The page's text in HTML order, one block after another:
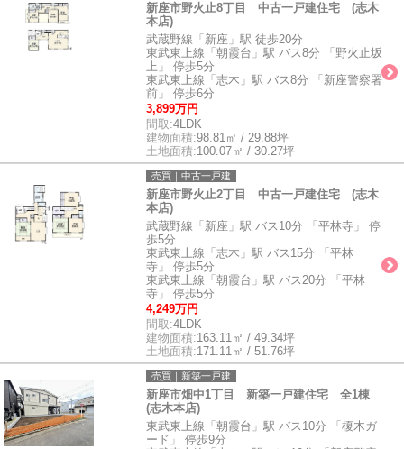
新座市野火止8丁目 中古一戸建住宅 (志木
本店)
武蔵野線「新座」駅 徒歩20分
東武東上線「朝霞台」駅 バス8分 「野火止坂
上」 停歩5分
東武東上線「志木」駅 バス8分 「新座警察署
前」 停歩6分
3,899万円
間取:4LDK
建物面積:98.81㎡ / 29.88坪
土地面積:100.07㎡ / 30.27坪
売買｜中古一戸建
新座市野火止2丁目 中古一戸建住宅 (志木
本店)
武蔵野線「新座」駅 バス10分 「平林寺」 停
歩5分
東武東上線「志木」駅 バス15分 「平林
寺」 停歩5分
東武東上線「朝霞台」駅 バス20分 「平林
寺」 停歩5分
4,249万円
間取:4LDK
建物面積:163.11㎡ / 49.34坪
土地面積:171.11㎡ / 51.76坪
売買｜新築一戸建
新座市畑中1丁目 新築一戸建住宅 全1棟
(志木本店)
東武東上線「朝霞台」駅 バス10分 「榎木ガ
ード」 停歩9分